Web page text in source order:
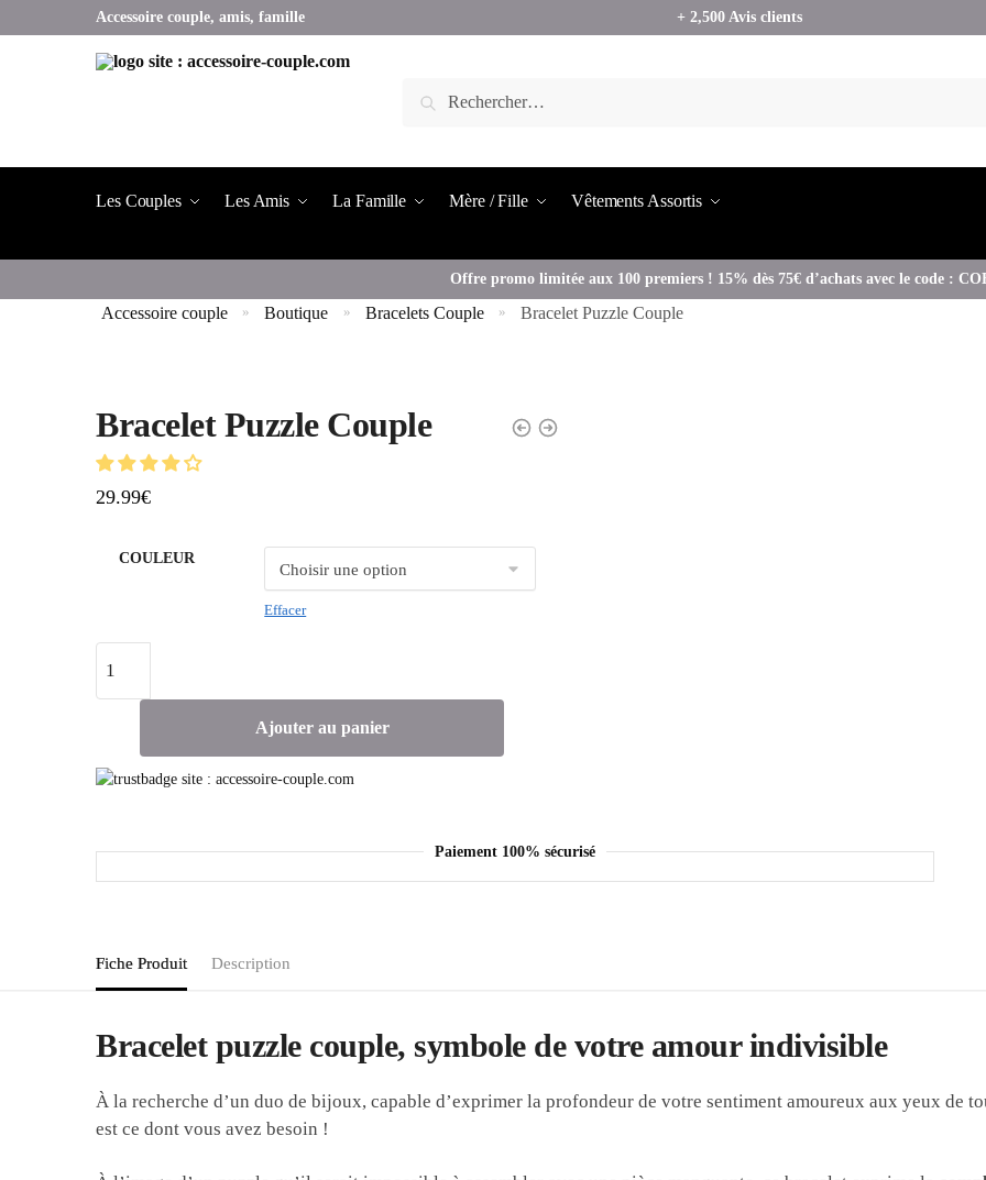
Accessoire couple, amis, famille + 2,500 Avis clients
Les Couples Les Amis La Famille Mère / Fille Vêtements Assortis
Offre promo limitée aux 100 premiers ! 15% dès 75€ d’achats avec le code :
Accessoire couple » Boutique » Bracelets Couple » Bracelet Puzzle Couple
Bracelet Puzzle Couple
29.99€
COULEUR
Effacer
Ajouter au panier
Paiement 100% sécurisé
Fiche Produit Description
Bracelet puzzle couple, symbole de votre amour indivisible
À la recherche d’un duo de bijoux, capable d’exprimer la profondeur de votre sentiment amoureux aux yeux de
est ce dont vous avez besoin !